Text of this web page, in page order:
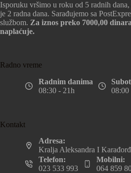
Isporuku vršimo u roku od 5 radnih
je 2 radna dana. Sarađujemo sa
službom. Za iznos preko 7000,00
naplaćuje.
Radno vreme
Radnim danima
08:30 - 21h
08:00
Kontakt
Adresa:
Kralja Aleksandra I
Telefon:
023 533 993
Mobilni:
064 859